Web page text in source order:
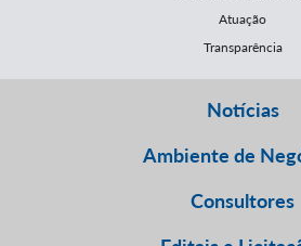
Atuação
Transparência
Notícias
Ambiente de
Consultores